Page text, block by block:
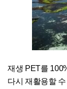
재생 PET를
다시 재활용할